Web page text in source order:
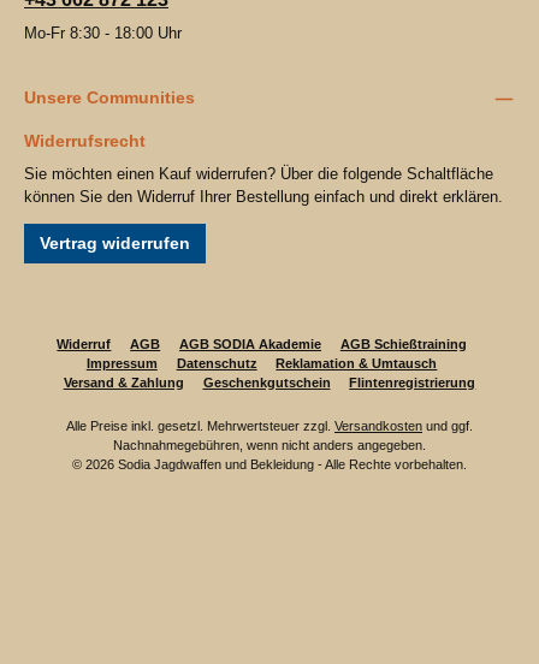
Mo-Fr 8:30 - 18:00 Uhr
Unsere Communities
Widerrufsrecht
Sie möchten einen Kauf widerrufen? Über die folgende Schaltfläche
können Sie den Widerruf Ihrer Bestellung einfach und direkt erklären.
Vertrag widerrufen
Widerruf AGB AGB SODIA Akademie
AGB Schießtraining
Impressum
Datenschutz
Reklamation & Umtausch
Versand & Zahlung
Geschenkgutschein Flintenregistrierung
Alle Preise inkl. gesetzl. Mehrwertsteuer zzgl. Versandkosten und ggf.
Nachnahmegebühren, wenn nicht anders angegeben.
© 2026 Sodia Jagdwaffen und Bekleidung - Alle Rechte vorbehalten.